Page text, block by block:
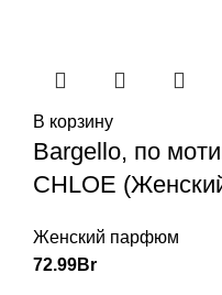
В корзину
Bargello, по
CHLOE
Женский парфюм
72.99Br